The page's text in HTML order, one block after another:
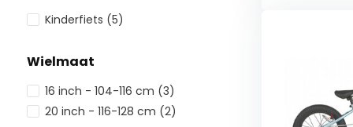
Kinderfiets (5)
Wielmaat
16 inch - 104-116 cm (3)
20 inch - 116-128 cm (2)